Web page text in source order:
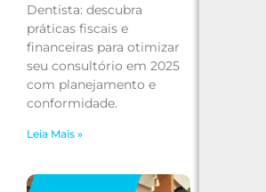
Dentista: descubra
práticas fiscais e
financeiras para otimizar
seu consultório em 2025
com planejamento e
conformidade.
Leia Mais »